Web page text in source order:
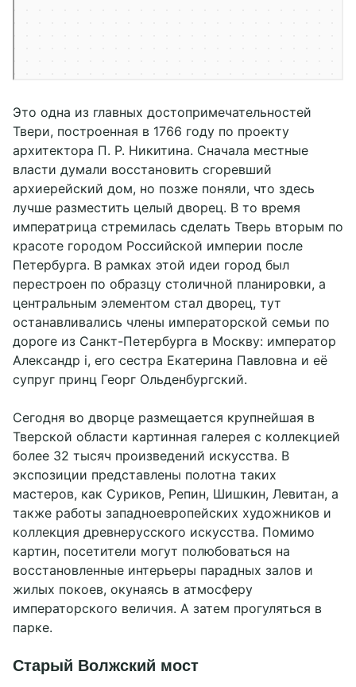
Это одна из главных достопримечательностей
Твери, построенная в 1766 году по проекту
архитектора П. Р. Никитина. Сначала местные
власти думали восстановить сгоревший
архиерейский дом, но позже поняли, что здесь
лучше разместить целый дворец. В то время
императрица стремилась сделать Тверь вторым по
красоте городом Российской империи после
Петербурга. В рамках этой идеи город был
перестроен по образцу столичной планировки, а
центральным элементом стал дворец, тут
останавливались члены императорской семьи по
дороге из Санкт-Петербурга в Москву: император
Александр i, его сестра Екатерина Павловна и её
супруг принц Георг Ольденбургский.
Сегодня во дворце размещается крупнейшая в
Тверской области картинная галерея с коллекцией
более 32 тысяч произведений искусства. В
экспозиции представлены полотна таких
мастеров, как Суриков, Репин, Шишкин, Левитан, а
также работы западноевропейских художников и
коллекция древнерусского искусства. Помимо
картин, посетители могут полюбоваться на
восстановленные интерьеры парадных залов и
жилых покоев, окунаясь в атмосферу
императорского величия. А затем прогуляться в
парке.
Старый Волжский мост